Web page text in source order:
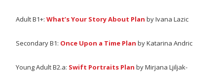
Adult B1+: What’s Your Story About Plan by Ivana Lazic
Secondary B1: Once Upon a Time Plan by Katarina Andric
Young Adult B2.a: Swift Portraits Plan by Mirjana Ljiljak-